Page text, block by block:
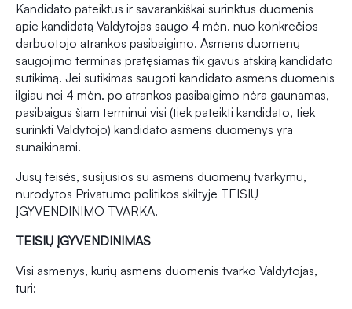
Kandidato pateiktus ir savarankiškai surinktus duomenis
apie kandidatą Valdytojas saugo 4 mėn. nuo konkrečios
darbuotojo atrankos pasibaigimo. Asmens duomenų
saugojimo terminas pratęsiamas tik gavus atskirą kandidato
sutikimą. Jei sutikimas saugoti kandidato asmens duomenis
ilgiau nei 4 mėn. po atrankos pasibaigimo nėra gaunamas,
pasibaigus šiam terminui visi (tiek pateikti kandidato, tiek
surinkti Valdytojo) kandidato asmens duomenys yra
sunaikinami.
Jūsų teisės, susijusios su asmens duomenų tvarkymu,
nurodytos Privatumo politikos skiltyje TEISIŲ
ĮGYVENDINIMO TVARKA.
TEISIŲ ĮGYVENDINIMAS
Visi asmenys, kurių asmens duomenis tvarko Valdytojas,
turi: